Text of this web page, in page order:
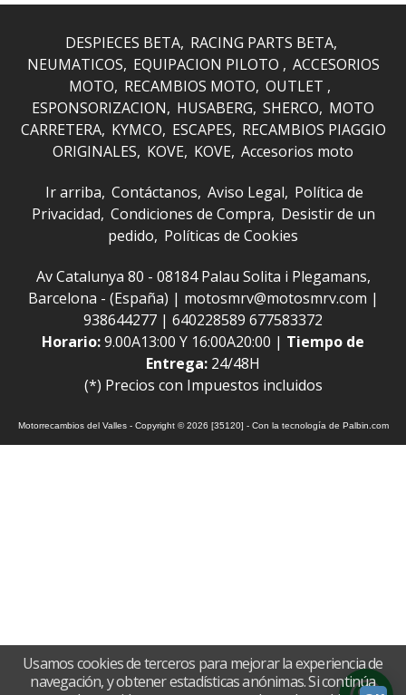
DESPIECES BETA RACING PARTS BETA
NEUMATICOS EQUIPACION PILOTO
ACCESORIOS
MOTO RECAMBIOS MOTO OUTLET
ESPONSORIZACION
HUSABERG SHERCO MOTO
CARRETERA KYMCO ESCAPES RECAMBIOS PIAGGIO
ORIGINALES KOVE KOVE Accesorios moto
Ir arriba Contáctanos Aviso Legal Política de
Privacidad Condiciones de Compra Desistir de un
pedido Políticas de Cookies
Av Catalunya 80 - 08184 Palau Solita i Plegamans,
Barcelona - (España) | motosmrv@motosmrv.com |
938644277 | 640228589 677583372
Horario:9.00A13:00 Y 16:00A20:00 | Tiempo de
Entrega: 24/48H
(*) Precios con Impuestos incluidos
Motorrecambios del Valles- Copyright © 2026 [35120] - Con la tecnología de Palbin.com
Usamos cookies de terceros para mejorar la experiencia de
navegación, y obtener estadísticas anónimas. Si continúa